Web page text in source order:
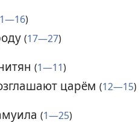
1—16)
(17—27)
(1—11)
царём (12—15)
(1—25)